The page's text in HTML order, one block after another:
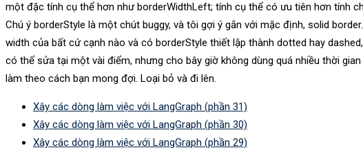
một đặc tính cụ thể hơn như borderWidthLeft; tính cụ thể có ưu tiên hơn tính
Chú ý borderStyle là một chút buggy, và tôi gợi ý gắn với mặc định, solid
width của bất cứ cạnh nào và có borderStyle thiết lập thành dotted hay
có thể sửa tại một vài điểm, nhưng cho bây giờ không dùng quá nhiều thời
làm theo cách bạn mong đợi. Loại bỏ và đi lên.
Xây các dòng làm việc với LangGraph (phần 31)
Xây các dòng làm việc với LangGraph (phần 30)
Xây các dòng làm việc với LangGraph (phần 29)